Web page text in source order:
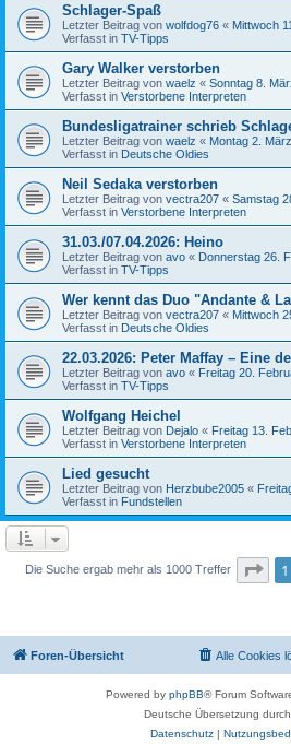
Schlager-Spaß
Letzter Beitrag von wolfdog76 « Mittwoch
Verfasst in TV-Tipps
Gary Walker verstorben
Letzter Beitrag von waelz « Sonntag 8.
Verfasst in Verstorbene Interpreten
Bundesligatrainer schrieb
Letzter Beitrag von waelz « Montag 2.
Verfasst in Deutsche Oldies
Neil Sedaka verstorben
Letzter Beitrag von vectra207 « Samstag
Verfasst in Verstorbene Interpreten
31.03./07.04.2026: Heino
Letzter Beitrag von avo « Donnerstag 26.
Verfasst in TV-Tipps
Wer kennt das Duo "Andante &
Letzter Beitrag von vectra207 « Mittwoch
Verfasst in Deutsche Oldies
22.03.2026: Peter Maffay – Eine
Letzter Beitrag von avo « Freitag 20.
Verfasst in TV-Tipps
Wolfgang Heichel
Letzter Beitrag von Dejalo « Freitag 13.
Verfasst in Verstorbene Interpreten
Lied gesucht
Letzter Beitrag von Herzbube2005 «
Verfasst in Fundstellen
Die Suche ergab mehr als 1000 Treffer Seite
1
Foren-Übersicht Alle Cookies
Powered by phpBB® Forum
Deutsche Übersetzung durch
Datenschutz|